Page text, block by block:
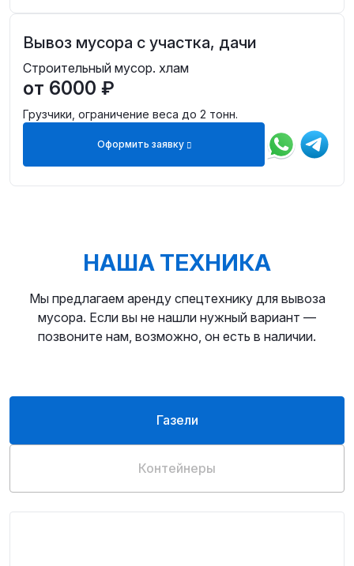
Вывоз мусора с участка, дачи
Строительный мусор. хлам
от 6000 ₽
Грузчики, ограничение веса до 2 тонн.
Оформить заявку
НАША ТЕХНИКА
Мы предлагаем аренду спецтехнику для вывоза
мусора. Если вы не нашли нужный вариант —
позвоните нам, возможно, он есть в наличии.
Газели
Контейнеры